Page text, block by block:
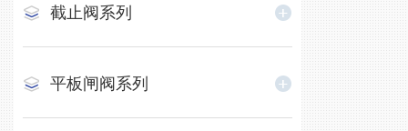
截止阀系列
平板闸阀系列